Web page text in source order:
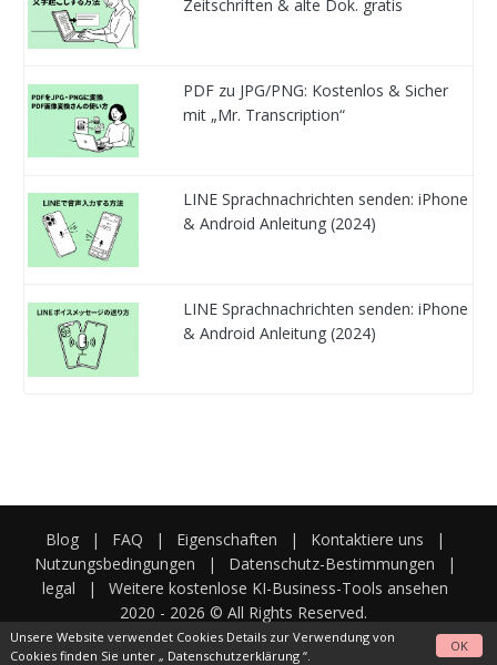
Zeitschriften & alte Dok. gratis
PDF zu JPG/PNG: Kostenlos & Sicher
mit „Mr. Transcription“
LINE Sprachnachrichten senden: iPhone
& Android Anleitung (2024)
LINE Sprachnachrichten senden: iPhone
& Android Anleitung (2024)
Blog | FAQ | Eigenschaften | Kontaktiere uns
|
Nutzungsbedingungen
| Datenschutz-Bestimmungen
|
legal
|
Weitere kostenlose KI-Business-Tools ansehen
2020 - 2026 © All Rights Reserved.
Unsere Website verwendet Cookies Details zur Verwendung von
Cookies finden Sie unter „ Datenschutzerklärung“.
OK